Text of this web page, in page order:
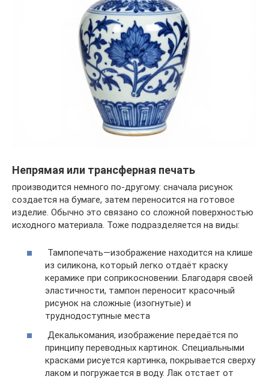
Непрямая или трансферная печать
производится немного по-другому: сначала рисунок
создается на бумаге, затем переносится на готовое
изделие. Обычно это связано со сложной поверхностью
исходного материала. Тоже подразделяется на виды:
Тампопечать—изображение находится на клише
из силикона, который легко отдаёт краску
керамике при соприкосновении. Благодаря своей
эластичности, тампон переносит красочный
рисунок на сложные (изогнутые) и
труднодоступные места
Декалькомания, изображение передаётся по
принципу переводных картинок. Специальными
красками рисуется картинка, покрывается сверху
лаком и погружается в воду. Лак отстает от